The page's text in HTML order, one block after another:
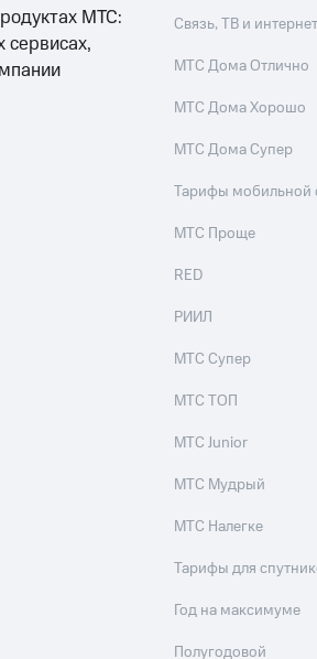
МТС:
Связь, ТВ и интернет
МТС Дома Отлично
МТС Дома Хорошо
МТС Дома Супер
Тарифы мобильной
МТС Проще
RED
РИИЛ
МТС Супер
МТС ТОП
МТС Junior
МТС Мудрый
МТС Налегке
Тарифы для
Год на максимуме
Полугодовой